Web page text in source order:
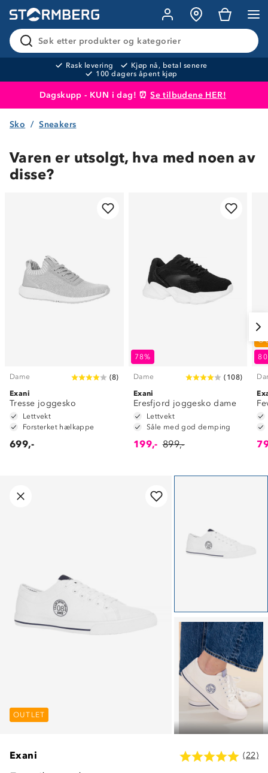
Søk etter produkter og kategorier
Rask levering
Kjøp nå, betal senere
100 dagers åpent kjøp
Dagskupp - KUN i dag! ⏰Se tilbudene HER!
Produktet er lagt i handlekurven
Sko Sneakers
Varen er utsolgt, hva med noen av
disse?
Dame (8)
Exani
Tresse joggesko
Lettvekt
Forsterket hælkappe
699,-
78%
Dame ( 108)
Exani
Eresfjord joggesko dame
Lettvekt
Såle med god demping
199,- 899,-
OUTLET
OUTLET
Exani (22)